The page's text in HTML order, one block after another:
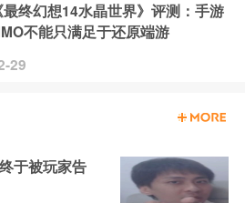
最终幻想14水晶世界》评测：手游
不能只满足于还原端游
29
于被玩家告